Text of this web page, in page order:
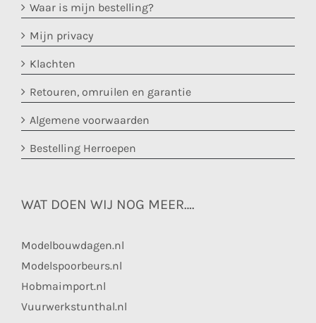
Waar is mijn bestelling?
Mijn privacy
Klachten
Retouren, omruilen en garantie
Algemene voorwaarden
Bestelling Herroepen
WAT DOEN WIJ NOG MEER….
Modelbouwdagen.nl
Modelspoorbeurs.nl
Hobmaimport.nl
Vuurwerkstunthal.nl